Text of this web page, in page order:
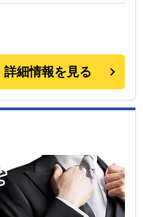
詳細情報を見る